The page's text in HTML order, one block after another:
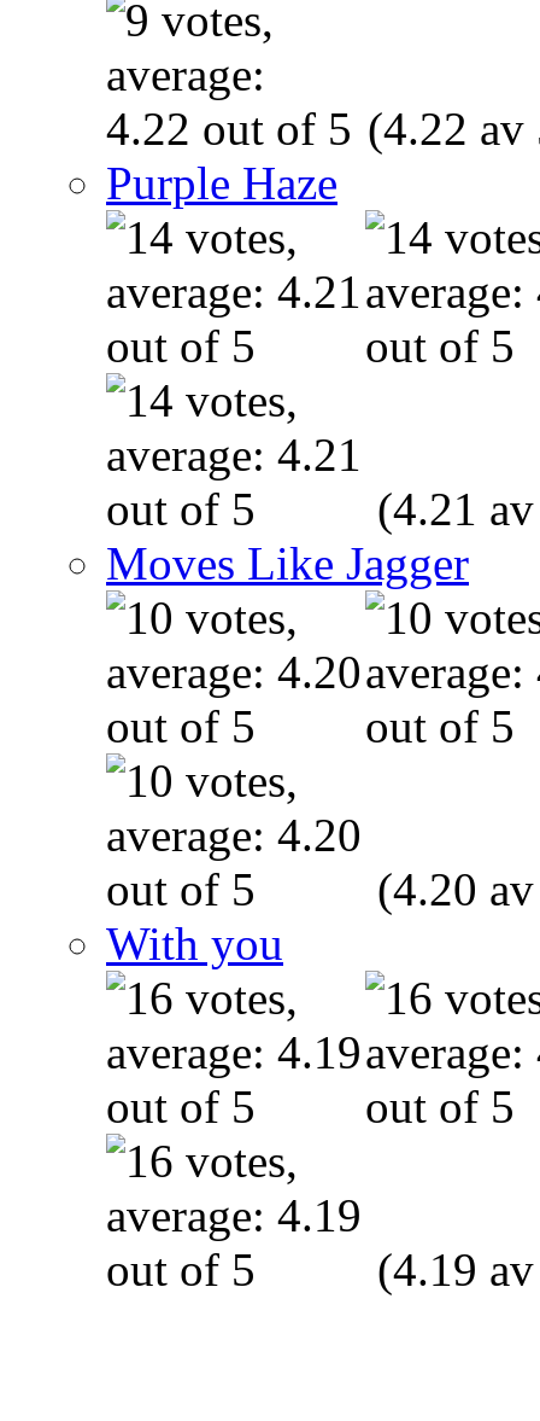
(4.22 av
Purple Haze
(4.21
Moves Like Jagger
(4.20
With you
(4.19